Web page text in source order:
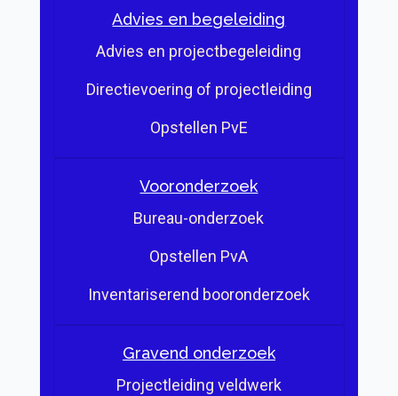
Advies en begeleiding
Advies en projectbegeleiding
Directievoering of projectleiding
Opstellen PvE
Vooronderzoek
Bureau-onderzoek
Opstellen PvA
Inventariserend booronderzoek
Gravend onderzoek
Projectleiding veldwerk